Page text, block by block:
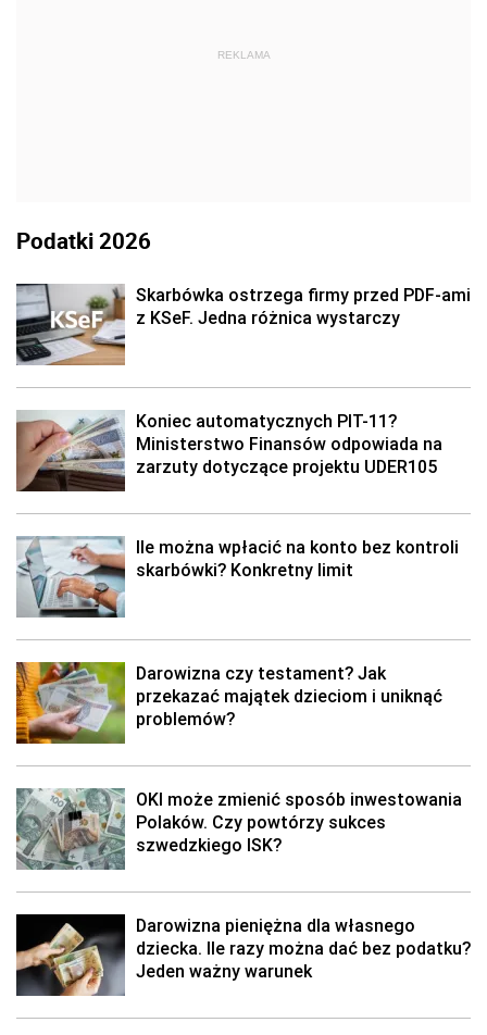
REKLAMA
Podatki 2026
Skarbówka ostrzega firmy przed PDF-ami
z KSeF. Jedna różnica wystarczy
Koniec automatycznych PIT-11?
Ministerstwo Finansów odpowiada na
zarzuty dotyczące projektu UDER105
Ile można wpłacić na konto bez kontroli
skarbówki? Konkretny limit
Darowizna czy testament? Jak
przekazać majątek dzieciom i uniknąć
problemów?
OKI może zmienić sposób inwestowania
Polaków. Czy powtórzy sukces
szwedzkiego ISK?
Darowizna pieniężna dla własnego
dziecka. Ile razy można dać bez podatku?
Jeden ważny warunek